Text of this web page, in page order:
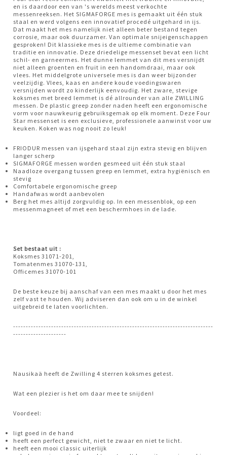
en is daardoor een van 's werelds meest verkochte
messenreeksen. Het SIGMAFORGE mes is gemaakt uit één stuk
staal en werd volgens een innovatief procedé uitgehard in ijs.
Dat maakt het mes namelijk niet alleen beter bestand tegen
corrosie, maar ook duurzamer. Van optimale snijeigenschappen
gesproken! Dit klassieke mes is de ultieme combinatie van
traditie en innovatie. Deze driedelige messenset bevat een licht
schil- en garneermes. Het dunne lemmet van dit mes versnijdt
niet alleen groenten en fruit in een handomdraai, maar ook
vlees. Het middelgrote universele mes is dan weer bijzonder
veelzijdig. Vlees, kaas en andere koude voedingswaren
versnijden wordt zo kinderlijk eenvoudig. Het zware, stevige
koksmes met breed lemmet is dé allrounder van alle ZWILLING
messen. De plastic greep zonder naden heeft een ergonomische
vorm voor nauwkeurig gebruiksgemak op elk moment. Deze Four
Star messenset is een exclusieve, professionele aanwinst voor uw
keuken. Koken was nog nooit zo leuk!
FRIODUR messen van ijsgehard staal zijn extra stevig en blijven
langer scherp
SIGMAFORGE messen worden gesmeed uit één stuk staal
Naadloze overgang tussen greep en lemmet, extra hygiënisch en
stevig
Comfortabele ergonomische greep
Handafwas wordt aanbevolen
Berg het mes altijd zorgvuldig op. In een messenblok, op een
messenmagneet of met een beschermhoes in de lade.
Set bestaat uit :
Koksmes 31071-201,
Tomatenmes 31070-131,
Officemes 31070-101
De beste keuze bij aanschaf van een mes maakt u door het mes
zelf vast te houden. Wij adviseren dan ook om u in de winkel
uitgebreid te laten voorlichten.
-------------------------------------------------------------------------------
---------------------
Nausikaä heeft de Zwilling 4 sterren koksmes getest.
Wat een plezier is het om daar mee te snijden!
Voordeel:
ligt goed in de hand
heeft een perfect gewicht, niet te zwaar en niet te licht.
heeft een mooi classic uiterlijk